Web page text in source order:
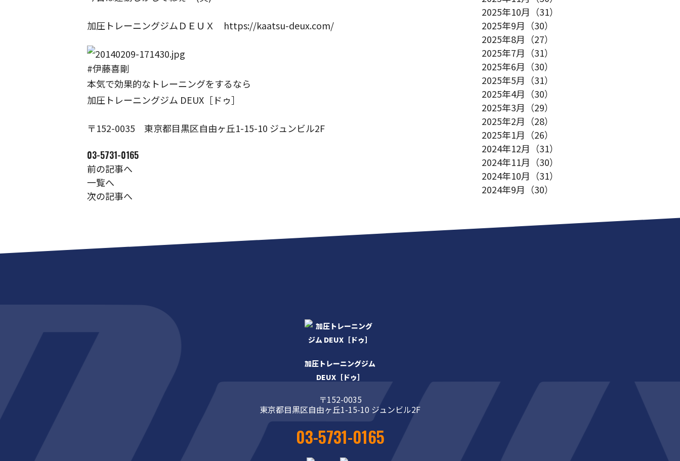
加圧トレーニングジムＤＥＵＸ https://kaatsu-deux.com/
#伊藤喜剛
本気で効果的なトレーニングをするなら
加圧トレーニングジム DEUX［ドゥ］
〒152-0035 東京都目黒区自由ヶ丘1-15-10 ジュンビル2F
03-5731-0165
前の記事へ
一覧へ
次の記事へ
2025年10月（31）
2025年9月（30）
2025年8月（27）
2025年7月（31）
2025年6月（30）
2025年5月（31）
2025年4月（30）
2025年3月（29）
2025年2月（28）
2025年1月（26）
2024年12月（31）
2024年11月（30）
2024年10月（31）
2024年9月（30）
加圧トレーニングジム
DEUX［ドゥ］
〒152-0035
東京都目黒区自由ヶ丘1-15-10 ジュンビル2F
03-5731-0165